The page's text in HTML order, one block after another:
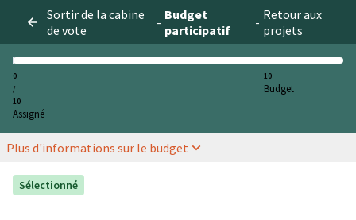
Sortir de la cabine
de vote
- Budget
participatif
- Retour aux
projets
0
/
10
Assigné
10
Budget
Plus d'informations sur le budget
Sélectionné